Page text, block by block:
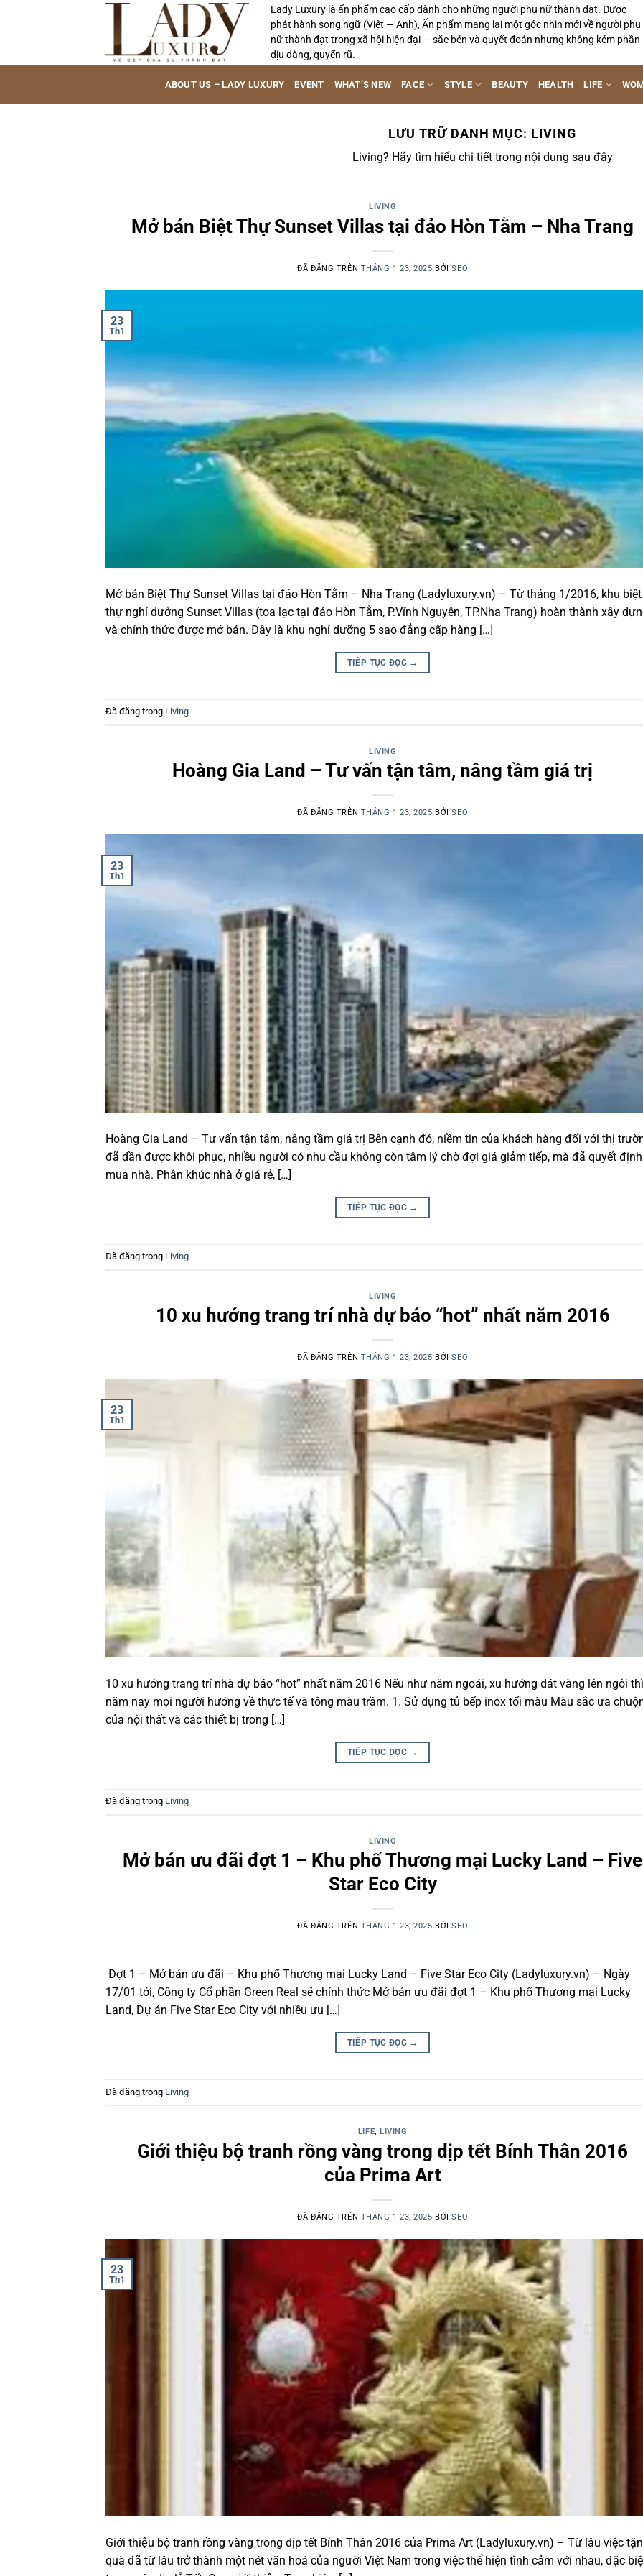
dung
Lady Luxury là ấn phẩm cao cấp dành cho những người phụ nữ thành đạt. Được
phát hành song ngữ (Việt — Anh), Ấn phẩm mang lại một góc nhìn mới về người phụ
nữ thành đạt trong xã hội hiện đại — sắc bén và quyết đoán nhưng không kém phần
dịu dàng, quyến rũ.
ABOUT US – LADY LUXURY EVENT WHAT’S NEW FACE STYLE BEAUTY HEALTH LIFE
LƯU TRỮ DANH MỤC: LIVING
Living? Hãy tìm hiểu chi tiết trong nội dung sau đây
LIVING
Mở bán Biệt Thự Sunset Villas tại đảo Hòn Tằm – Nha Trang
ĐÃ ĐĂNG TRÊN THÁNG 1 23, 2025 BỞISEO
23
Th1
Mở bán Biệt Thự Sunset Villas tại đảo Hòn Tằm – Nha Trang (Ladyluxury.vn) – Từ tháng 1/2016, khu biệt
thự nghỉ dưỡng Sunset Villas (tọa lạc tại đảo Hòn Tằm, P.Vĩnh Nguyên, TP.Nha Trang) hoàn thành xây
và chính thức được mở bán. Đây là khu nghỉ dưỡng 5 sao đẳng cấp hàng […]
TIẾP TỤC ĐỌC →
Đã đăng trong Living
LIVING
Hoàng Gia Land – Tư vấn tận tâm, nâng tầm giá trị
ĐÃ ĐĂNG TRÊN THÁNG 1 23, 2025 BỞISEO
23
Th1
Hoàng Gia Land – Tư vấn tận tâm, nâng tầm giá trị Bên cạnh đó, niềm tin của khách hàng đối với thị
đã dần được khôi phục, nhiều người có nhu cầu không còn tâm lý chờ đợi giá giảm tiếp, mà đã quyết định
mua nhà. Phân khúc nhà ở giá rẻ, […]
TIẾP TỤC ĐỌC →
Đã đăng trong Living
LIVING
10 xu hướng trang trí nhà dự báo “hot” nhất năm 2016
ĐÃ ĐĂNG TRÊN THÁNG 1 23, 2025 BỞISEO
23
Th1
10 xu hướng trang trí nhà dự báo “hot” nhất năm 2016 Nếu như năm ngoái, xu hướng dát vàng lên ngôi thì
năm nay mọi người hướng về thực tế và tông màu trầm. 1. Sử dụng tủ bếp inox tối màu Màu sắc ưa
của nội thất và các thiết bị trong […]
TIẾP TỤC ĐỌC →
Đã đăng trong Living
LIVING
Mở bán ưu đãi đợt 1 – Khu phố Thương mại Lucky Land – Five
Star Eco City
ĐÃ ĐĂNG TRÊN THÁNG 1 23, 2025 BỞISEO
Đợt 1 – Mở bán ưu đãi – Khu phố Thương mại Lucky Land – Five Star Eco City (Ladyluxury.vn) – Ngày
17/01 tới, Công ty Cổ phần Green Real sẽ chính thức Mở bán ưu đãi đợt 1 – Khu phố Thương mại Lucky
Land, Dự án Five Star Eco City với nhiều ưu […]
TIẾP TỤC ĐỌC →
Đã đăng trong Living
LIFE, LIVING
Giới thiệu bộ tranh rồng vàng trong dịp tết Bính Thân 2016
của Prima Art
ĐÃ ĐĂNG TRÊN THÁNG 1 23, 2025 BỞISEO
23
Th1
Giới thiệu bộ tranh rồng vàng trong dịp tết Bính Thân 2016 của Prima Art (Ladyluxury.vn) – Từ lâu việc
quà đã từ lâu trở thành một nét văn hoá của người Việt Nam trong việc thể hiện tình cảm với nhau, đặc